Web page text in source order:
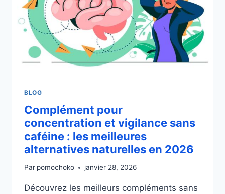
MEILLEURS
COMPLÉMENTS
NATURELS
2026
BLOG
Complément pour
concentration et vigilance sans
caféine : les meilleures
alternatives naturelles en 2026
Par pomochoko janvier 28, 2026
Découvrez les meilleurs compléments sans